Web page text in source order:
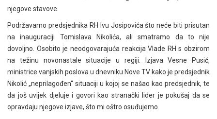
njegove stavove.
Podržavamo predsjednika RH Ivu Josipovića što neće biti prisutan
na inauguraciji Tomislava Nikolića, ali smatramo da to nije
dovoljno. Osobito je neodgovarajuća reakcija Vlade RH s obzirom
na težinu novonastale situacije u regiji. Izjava Vesne Pusić,
ministrice vanjskih poslova u dnevniku Nove TV kako je predsjednik
Nikolić „neprilagođen“ situaciji u kojoj se našao kao predsjednik, te
da još uvijek djeluje i govori kao stranački lider je pokušaj da se
opravdaju njegove izjave, što mi oštro osuđujemo.